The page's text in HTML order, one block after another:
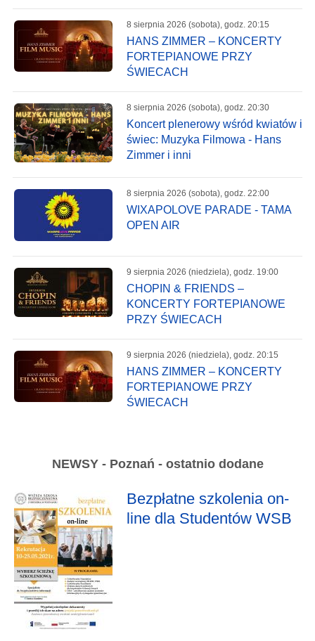
8 sierpnia 2026 (sobota), godz. 20:15
HANS ZIMMER – KONCERTY
FORTEPIANOWE PRZY
ŚWIECACH
8 sierpnia 2026 (sobota), godz. 20:30
Koncert plenerowy wśród kwiatów i
świec: Muzyka Filmowa - Hans
Zimmer i inni
8 sierpnia 2026 (sobota), godz. 22:00
WIXAPOLOVE PARADE - TAMA
OPEN AIR
9 sierpnia 2026 (niedziela), godz. 19:00
CHOPIN & FRIENDS –
KONCERTY FORTEPIANOWE
PRZY ŚWIECACH
9 sierpnia 2026 (niedziela), godz. 20:15
HANS ZIMMER – KONCERTY
FORTEPIANOWE PRZY
ŚWIECACH
NEWSY - Poznań - ostatnio dodane
Bezpłatne szkolenia on-
line dla Studentów WSB